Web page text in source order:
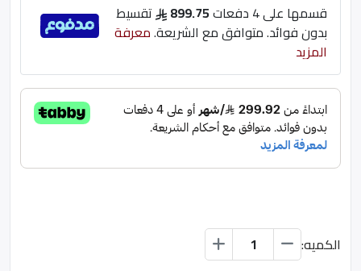
قسمها على 4 دفعات 899.75
تقسيط
بدون فوائد. متوافق مع الشريعة.معرفة
المزيد
الكميه: